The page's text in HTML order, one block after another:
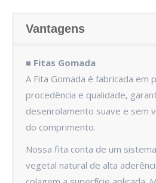
Vantagens
■ Fitas Gomada
A Fita Gomada é fabricada em
procedência e qualidade,
desenrolamento suave e sem
do comprimento.
Nossa fita conta de um
vegetal natural de alta